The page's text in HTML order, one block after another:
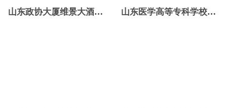
山东政协大厦维景大酒店楼宇自控系统项目 山东医学高等专科学校楼宇智能化系统项目